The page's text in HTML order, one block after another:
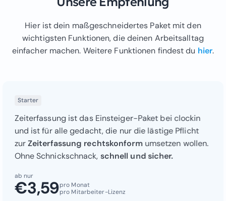
Hier ist dein maßgeschneidertes Paket mit den
wichtigsten Funktionen, die deinen Arbeitsalltag
einfacher machen. Weitere Funktionen findest du hier.
Starter
Zeiterfassung ist das Einsteiger-Paket bei clockin
und ist für alle gedacht, die nur die lästige Pflicht
zurZeiterfassung rechtskonform umsetzen wollen.
Ohne Schnickschnack, schnell und sicher.
ab nur
€3,59pro Monat
pro Mitarbeiter-Lizenz